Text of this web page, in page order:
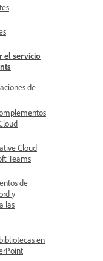
el servicio
de
Cloud
Teams
de
y
las
en